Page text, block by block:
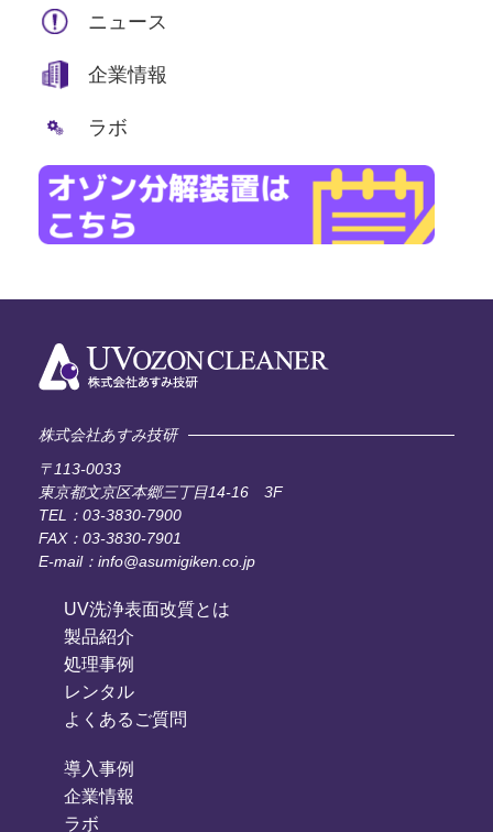
ニュース
企業情報
ラボ
株式会社あすみ技研
〒113-0033
東京都文京区本郷三丁目14-16 3F
TEL：03-3830-7900
FAX：03-3830-7901
E-mail：info@asumigiken.co.jp
UV洗浄表面改質とは
製品紹介
処理事例
レンタル
よくあるご質問
導入事例
企業情報
ラボ